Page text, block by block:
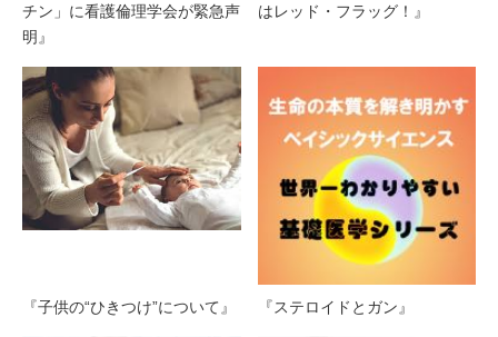
チン」に看護倫理学会が緊急声
明』
はレッド・フラッグ！』
『子供の“ひきつけ”について』 『ステロイドとガン』